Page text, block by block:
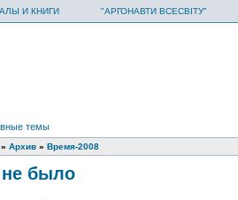
И КНИГИ "АРГОНАВТИ ВСЕСВІТУ"
темы
» Архив » Время-2008
было